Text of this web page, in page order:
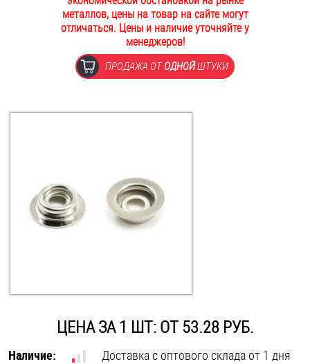
ОПЛАТА И ДОСТАВКА
Втулки
Инструмент
Крюки, кольца с шурупной резьбой
Оснастка и аксессуары для яхт
металлов, цены на товар на сайте могут
отличаться. Цены и наличие уточняйте у
менеджеров!
ПРОДАЖА ОТОДНОЙШТУКИ
ЦЕНА ЗА 1 ШТ: ОТ 53.28 РУБ.
Наличие: Доставка с оптового склада от 1 дня